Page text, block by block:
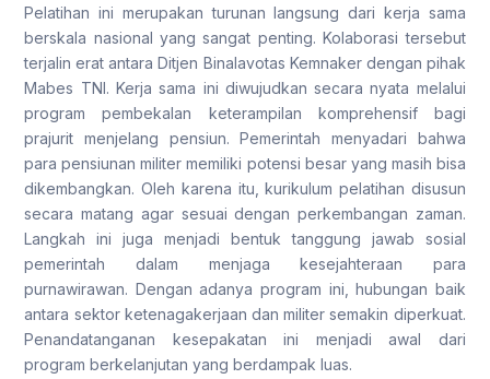
Pelatihan ini merupakan turunan langsung dari kerja sama
berskala nasional yang sangat penting. Kolaborasi tersebut
terjalin erat antara Ditjen Binalavotas Kemnaker dengan pihak
Mabes TNI. Kerja sama ini diwujudkan secara nyata melalui
program pembekalan keterampilan komprehensif bagi
prajurit menjelang pensiun. Pemerintah menyadari bahwa
para pensiunan militer memiliki potensi besar yang masih bisa
dikembangkan. Oleh karena itu, kurikulum pelatihan disusun
secara matang agar sesuai dengan perkembangan zaman.
Langkah ini juga menjadi bentuk tanggung jawab sosial
pemerintah dalam menjaga kesejahteraan para
purnawirawan. Dengan adanya program ini, hubungan baik
antara sektor ketenagakerjaan dan militer semakin diperkuat.
Penandatanganan kesepakatan ini menjadi awal dari
program berkelanjutan yang berdampak luas.